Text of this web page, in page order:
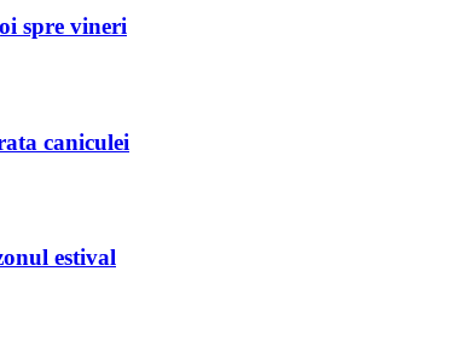
spre vineri
caniculei
estival